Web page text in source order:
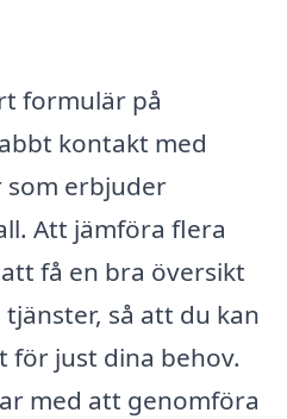
formulär på
kontakt med
erbjuder
Att jämföra flera
få en bra översikt
så att du kan
för just dina behov.
med att genomföra